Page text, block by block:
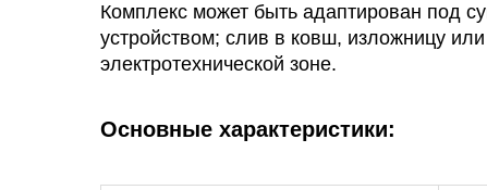
Комплекс может быть адаптирован под
устройством; слив в ковш, изложницу
электротехнической зоне.
Основные характеристики: